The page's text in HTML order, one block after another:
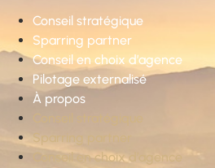
Conseil stratégique
Sparring partner
Conseil en choix d’agence
Pilotage externalisé
À propos
Conseil stratégique
Sparring partner
Conseil en choix d’agence